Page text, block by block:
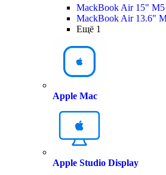
MackBook Air 15" M5
MackBook Air 13.6"
Ещё 1
Apple Mac
Apple Studio Display